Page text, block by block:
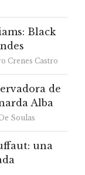
Black
Crenes Castro
de
Alba
Soulas
una